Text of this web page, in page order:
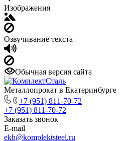
Изображения
Озвучивание текста
Обычная версия сайта
Металлопрокат в Екатеринбурге
+7 (951) 811-70-72
+7 (951) 811-70-72
Заказать звонок
E-mail
ekb@komplektsteel.ru